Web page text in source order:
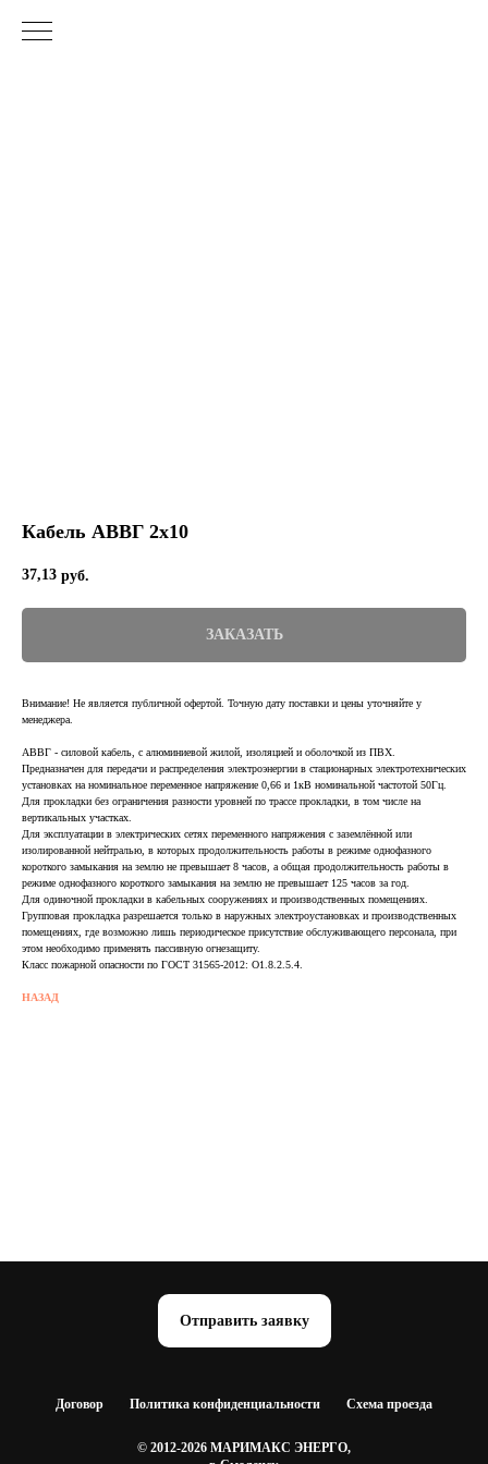
Кабель АВВГ 2х10
37,13 руб.
ЗАКАЗАТЬ
Внимание! Не является публичной офертой. Точную дату поставки и цены уточняйте у
менеджера.
АВВГ - силовой кабель, с алюминиевой жилой, изоляцией и оболочкой из ПВХ.
Предназначен для передачи и распределения электроэнергии в стационарных электротехнических
установках на номинальное переменное напряжение 0,66 и 1кВ номинальной частотой 50Гц.
Для прокладки без ограничения разности уровней по трассе прокладки, в том числе на
вертикальных участках.
Для эксплуатации в электрических сетях переменного напряжения с заземлённой или
изолированной нейтралью, в которых продолжительность работы в режиме однофазного
короткого замыкания на землю не превышает 8 часов, а общая продолжительность работы в
режиме однофазного короткого замыкания на землю не превышает 125 часов за год.
Для одиночной прокладки в кабельных сооружениях и производственных помещениях.
Групповая прокладка разрешается только в наружных электроустановках и производственных
помещениях, где возможно лишь периодическое присутствие обслуживающего персонала, при
этом необходимо применять пассивную огнезащиту.
Класс пожарной опасности по ГОСТ 31565-2012: О1.8.2.5.4.
НАЗАД
Отправить заявку
Договор Политика конфиденциальности Схема проезда
© 2012-2026 МАРИМАКС ЭНЕРГО,